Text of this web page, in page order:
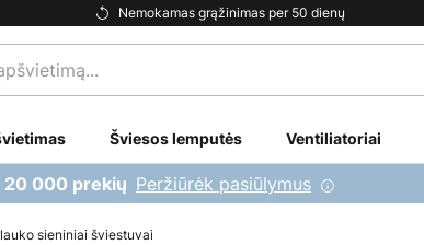
Nemokamas grąžinimas per 50 dienų
Šviesos lemputės Ventiliatoriai
20 000 prekių Peržiūrėk pasiūlymus
sieniniai šviestuvai